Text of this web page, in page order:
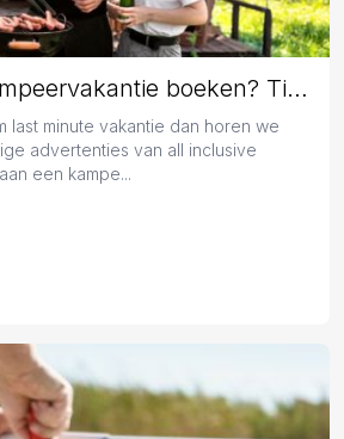
Last minute kampeervakantie boeken? Tips en tricks!
last minute vakantie dan horen we
advertenties van all inclusive
een kampe...